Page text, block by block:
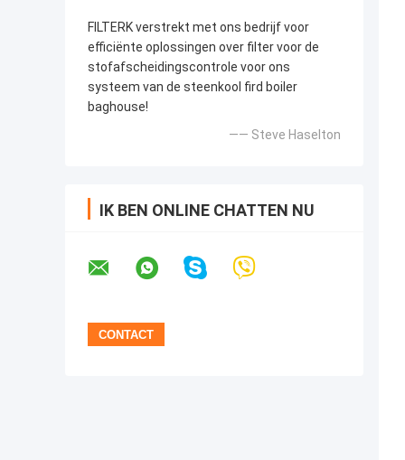
FILTERK verstrekt met ons bedrijf voor
efficiënte oplossingen over filter voor de
stofafscheidingscontrole voor ons
systeem van de steenkool fird boiler
baghouse!
—— Steve Haselton
IK BEN ONLINE CHATTEN NU